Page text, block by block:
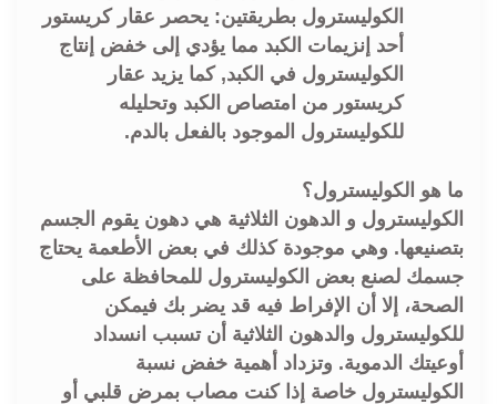
الكوليسترول بطريقتين: يحصر عقار كريستور
أحد إنزيمات الكبد مما يؤدي إلى خفض إنتاج
الكوليسترول في الكبد, كما يزيد عقار
كريستور من امتصاص الكبد وتحليله
للكوليسترول الموجود بالفعل بالدم.
ما هو الكوليسترول؟
الكوليسترول و الدهون الثلاثية هي دهون يقوم الجسم
بتصنيعها. وهي موجودة كذلك في بعض الأطعمة يحتاج
جسمك لصنع بعض الكوليسترول للمحافظة على
الصحة، إلا أن الإفراط فيه قد يضر بك فيمكن
للكوليسترول والدهون الثلاثية أن تسبب انسداد
أوعيتك الدموية. وتزداد أهمية خفض نسبة
الكوليسترول خاصة إذا كنت مصاب بمرض قلبي أو